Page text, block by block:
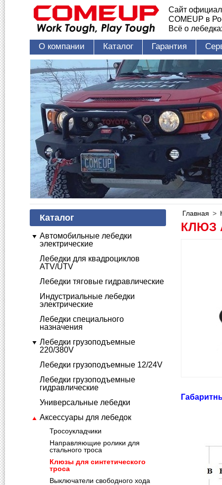
Сайт
COMEUP в
Всё о
О компании Каталог Гарантия
Каталог
Автомобильные лебедки
электрические
Лебедки для квадроциклов
ATV/UTV
Лебедки тяговые гидравлические
Индустриальные лебедки
электрические
Лебедки специального
назначения
Лебедки грузоподъемные
220/380V
Лебедки грузоподъемные 12/24V
Лебедки грузоподъемные
гидравлические
Универсальные лебедки
Аксессуары для лебедок
Тросоукладчики
Направляющие ролики для
стального троса
Клюзы для синтетического
троса
Выключатели свободного хода
Главная >
КЛЮЗ